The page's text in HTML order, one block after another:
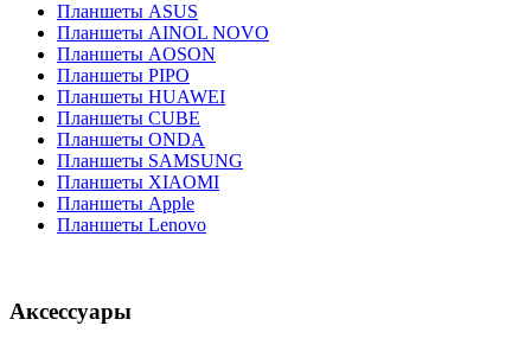
Планшеты ASUS
Планшеты AINOL NOVO
Планшеты AOSON
Планшеты PIPO
Планшеты HUAWEI
Планшеты CUBE
Планшеты ONDA
Планшеты SAMSUNG
Планшеты XIAOMI
Планшеты Apple
Планшеты Lenovo
Аксессуары